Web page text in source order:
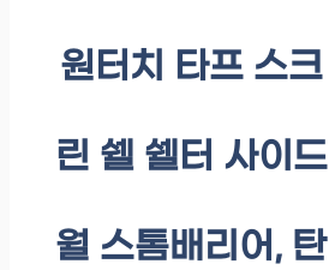
원터치 타프 스크
린 쉘 쉘터 사이드
월 스톰배리어, 탄